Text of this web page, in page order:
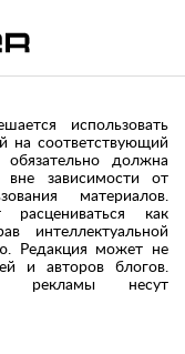
использовать
на соответствующий
должна
вне зависимости от
материалов.
как
интеллектуальной
Редакция может не
и авторов блогов.
рекламы несут